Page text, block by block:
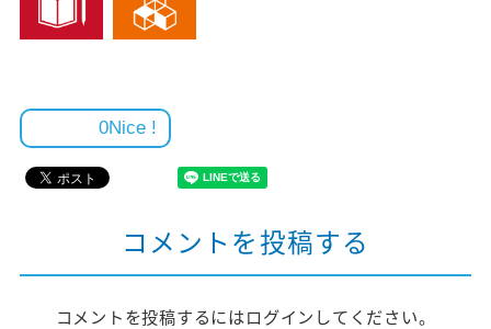
0
コメントを投稿する
コメントを投稿するにはログイン してください。